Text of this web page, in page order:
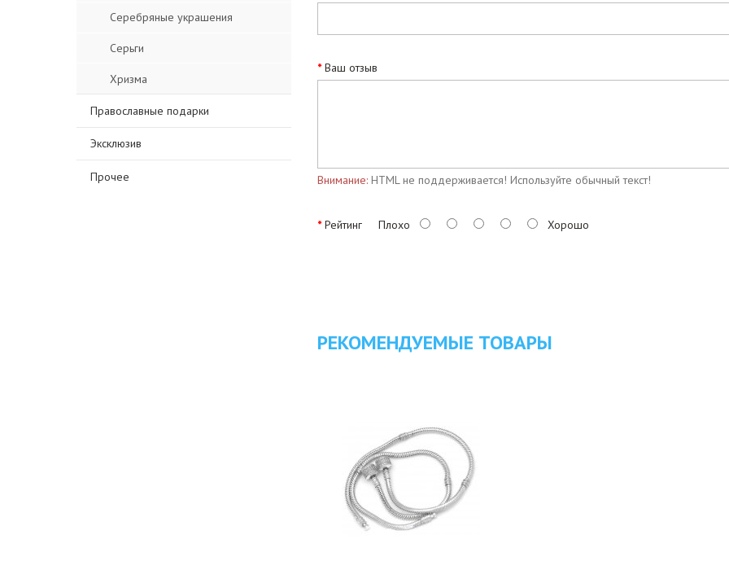
Серебряные украшения
Серьги
Хризма
Православные подарки
Эксклюзив
Прочее
Ваш отзыв
Внимание:HTML не поддерживается! Используйте обычный текст!
РейтингПлохо Хорошо
РЕКОМЕНДУЕМЫЕ ТОВАРЫ